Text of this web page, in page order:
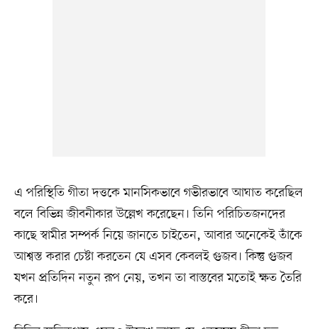
এ পরিস্থিতি গীতা দত্তকে মানসিকভাবে গভীরভাবে আঘাত করেছিল
বলে বিভিন্ন জীবনীকার উল্লেখ করেছেন। তিনি পরিচিতজনদের
কাছে স্বামীর সম্পর্ক নিয়ে জানতে চাইতেন, আবার অনেকেই তাঁকে
আশ্বস্ত করার চেষ্টা করতেন যে এসব কেবলই গুজব। কিন্তু গুজব
যখন প্রতিদিন নতুন রূপ নেয়, তখন তা বাস্তবের মতোই ক্ষত তৈরি
করে।